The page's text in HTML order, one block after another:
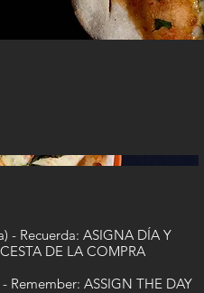
- Recuerda: ASIGNA DÍA Y
DE LA COMPRA
Remember: ASSIGN THE DAY